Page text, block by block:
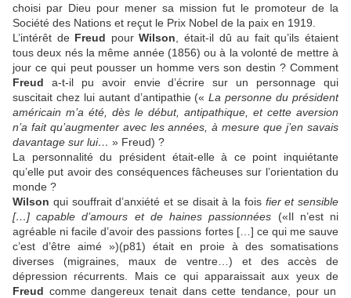
choisi par Dieu pour mener sa mission fut le promoteur de la
Société des Nations et reçut le Prix Nobel de la paix en 1919.
L’intérêt de Freud pourWilson , était-il dû au fait qu’ils étaient
tous deux nés la même année (1856) ou à la volonté de mettre à
jour ce qui peut pousser un homme vers son destin ? Comment
Freud a-t-il pu avoir envie d’écrire sur un personnage qui
suscitait chez lui autant d’antipathie («La personne du président
américain m’a été, dès le début, antipathique, et cette aversion
n’a fait qu’augmenter avec les années, à mesure que j’en savais
davantage sur lui… » Freud) ?
La personnalité du président était-elle à ce point inquiétante
qu’elle put avoir des conséquences fâcheuses sur l’orientation du
monde ?
Wilson qui souffrait d’anxiété et se disait à la fois fier et sensible
[…] capable d’amours et de haines passionnées («Il n’est ni
agréable ni facile d’avoir des passions fortes […] ce qui me sauve
c’est d’être aimé »)(p81) était en proie à des somatisations
diverses (migraines, maux de ventre…) et des accès de
dépression récurrents. Mais ce qui apparaissait aux yeux de
Freud comme dangereux tenait dans cette tendance, pour un